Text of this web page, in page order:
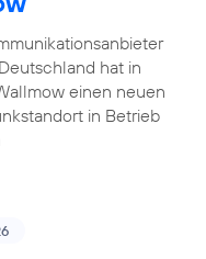
hat in
einen neuen
in Betrieb